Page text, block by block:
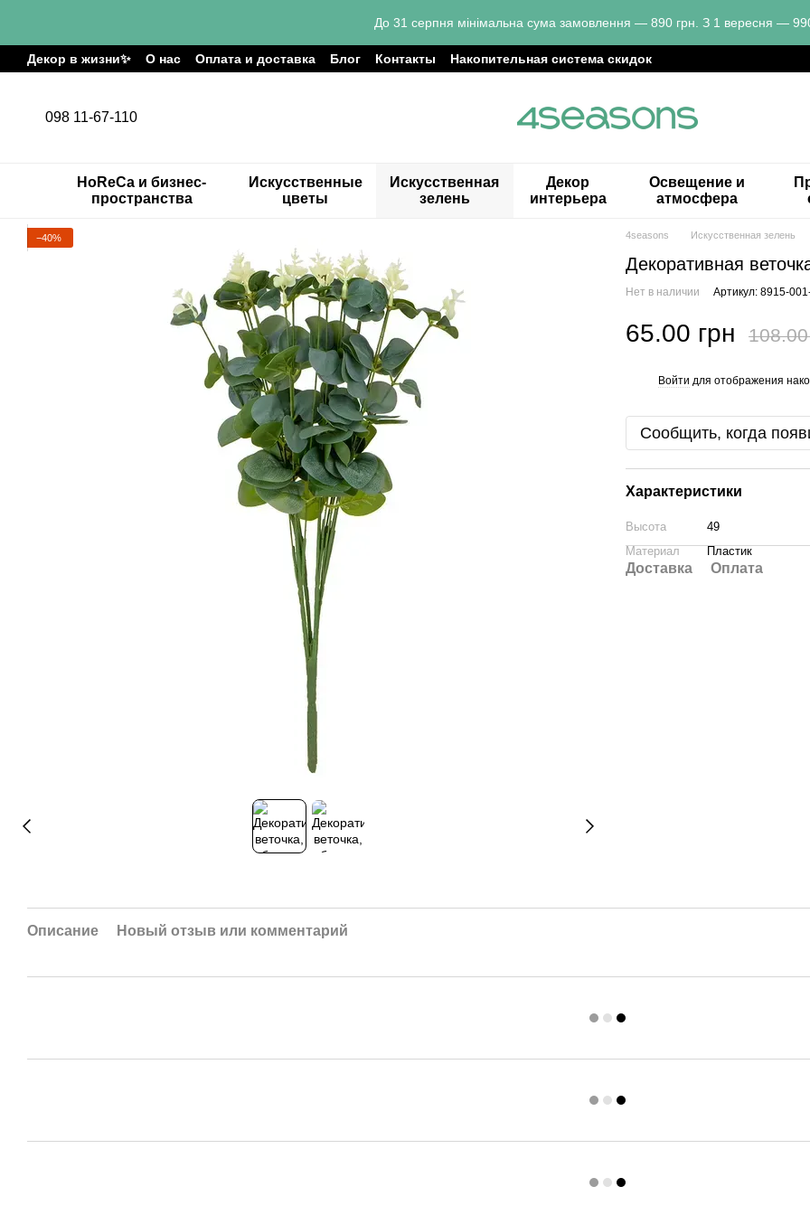
До 31 серпня мінімальна сума замовлення — 890 грн. З 1 вересня —
Декор в жизни✨ О нас Оплата и доставка Блог Контакты Накопительная система скидок
098 11-67-110
HoReCa и бизнес-
пространства
Искусственные
цветы
Искусственная
зелень
Декор
интерьера
Освещение и
атмосфера
−40% 4seasons Искусственная зелень
Декоративная
Нет в наличии Артикул: 8915-
65.00 грн
Войти для отображения
Сообщить, когда
Характеристики
Высота
49
Материал
Пластик
Доставка Оплата
Описание Новый отзыв или комментарий